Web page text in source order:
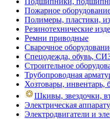
Пожарное
Полимеры, пластики,
Резинотехнические
Ремни приводные
Сварочное
Спецодежда, обувь,
Строительное
Трубопроводная
Хозтовары, инвентарь,
Шкивы, звездочки,
Электрическая
Электродвигатели и